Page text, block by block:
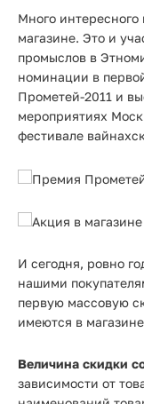
Много интересного
магазине. Это и
промыслов в
номинации в
Прометей-2011 и
мероприятиях
фестивале
И сегодня, ровно
нашими
первую массовую
имеются в
Величина скидки
зависимости от